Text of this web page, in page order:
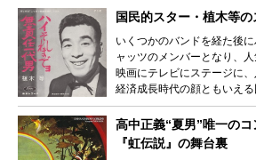
国民的スター・植木等
いくつかのバンドを経た後
ャッツのメンバーとなり、
映画にテレビにステージに
経済成長時代の顔ともいえ
高中正義“夏男”唯一の
『虹伝説』の舞台裏